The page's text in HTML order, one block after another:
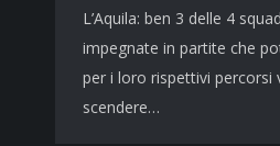
L’Aquila: ben 3 delle 4
impegnate in partite che
per i loro rispettivi percorsi
scendere…